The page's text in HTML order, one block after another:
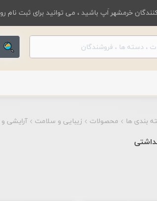
خرمشهر اَپ باشید ، می توانید برای ثبت نام
بندی ها محصولات زیبایی و سلامت آرایشی